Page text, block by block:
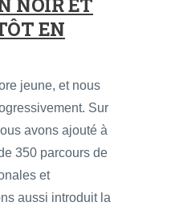
NOIR ET
EN
jeune, et nous
Sur
avons ajouté à
350 parcours de
et
aussi introduit la